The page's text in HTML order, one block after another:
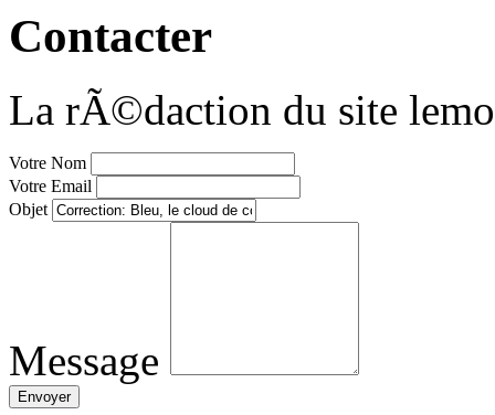
Contacter
La rÃ©daction du site
Votre Nom
Votre Email
Objet
Message